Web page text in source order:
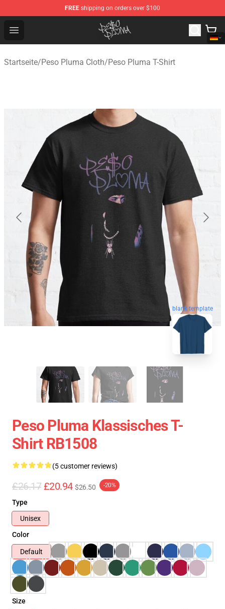
FREE shipping on orders over $100
Open menu
Peso Pluma Store - Official Peso Pluma Merchandise
Startseite/Peso Pluma Cloth/Peso Pluma T-Shirt
blank template
Peso Pluma Klassisches T-
Shirt RB1508
(5 customer reviews)
£26.17 £20.94 $26.50 -20%
Type
Unisex
Color
Default
Size